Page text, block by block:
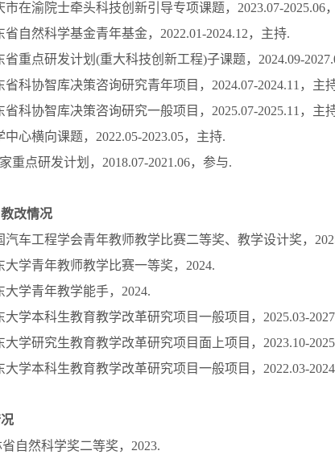
市在渝院士牵头科技创新引导专项课题，2023.07-2025.06
省自然科学基金青年基金，2022.01-2024.12，主持.
省重点研发计划(重大科技创新工程)子课题，2024.09-
省科协智库决策咨询研究青年项目，2024.07-2024.11，主
省科协智库决策咨询研究一般项目，2025.07-2025.11，主
中心横向课题，2022.05-2023.05，主持.
重点研发计划，2018.07-2021.06，参与.
改情况
汽车工程学会青年教师教学比赛二等奖、教学设计奖，
大学青年教师教学比赛一等奖，2024.
大学青年教学能手，2024.
大学本科生教育教学改革研究项目一般项目，2025.03-
大学研究生教育教学改革研究项目面上项目，2023.10-
大学本科生教育教学改革研究项目一般项目，2022.03-
自然科学奖二等奖，2023.